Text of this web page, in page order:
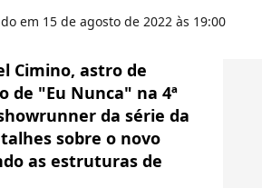
em 15 de agosto de 2022 às 19:00
Cimino, astro de
de "Eu Nunca" na 4ª
da série da
sobre o novo
as estruturas de